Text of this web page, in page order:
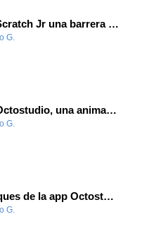
Programa con Scratch Jr una barrera que se desplaza para dar sensación de movimiento
G.
Programa con Octostudio, una animación utilizando la cámara para una foto y audio y texto para comunicar.
G.
Conoce los bloques de la app Octostudio, gratuito, offline y para tu tablet y móvil - Contenido educativo
G.